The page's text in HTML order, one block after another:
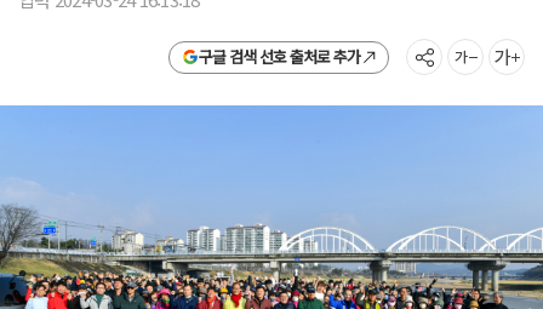
구글 검색 선호 출처로 추가